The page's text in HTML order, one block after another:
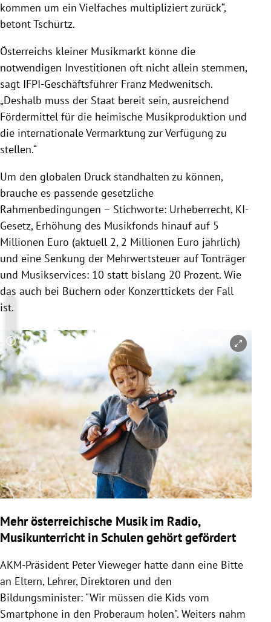
kommen um ein Vielfaches multipliziert zurück“,
betont Tschürtz.
Österreichs kleiner Musikmarkt könne die
notwendigen Investitionen oft nicht allein stemmen,
sagt IFPI-Geschäftsführer Franz Medwenitsch.
„Deshalb muss der Staat bereit sein, ausreichend
Fördermittel für die heimische Musikproduktion und
die internationale Vermarktung zur Verfügung zu
stellen.“
Um den globalen Druck standhalten zu können,
brauche es passende gesetzliche
Rahmenbedingungen – Stichworte: Urheberrecht, KI-
Gesetz, Erhöhung des Musikfonds hinauf auf 5
Millionen Euro (aktuell 2, 2 Millionen Euro jährlich)
und eine Senkung der Mehrwertsteuer auf Tonträger
und Musikservices: 10 statt bislang 20 Prozent. Wie
das auch bei Büchern oder Konzerttickets der Fall
ist.
Copyright-Hinweis öffnen/schließen
Mehr österreichische Musik im Radio,
Musikunterricht in Schulen gehört gefördert
AKM-Präsident Peter Vieweger hatte dann eine Bitte
an Eltern, Lehrer, Direktoren und den
Bildungsminister: "Wir müssen die Kids vom
Smartphone in den Proberaum holen". Weiters nahm